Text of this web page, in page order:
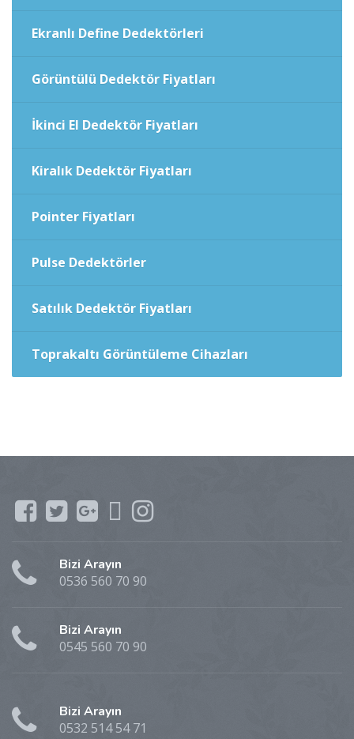
Ekranlı Define Dedektörleri
Görüntülü Dedektör Fiyatları
İkinci El Dedektör Fiyatları
Kiralık Dedektör Fiyatları
Pointer Fiyatları
Pulse Dedektörler
Satılık Dedektör Fiyatları
Toprakaltı Görüntüleme Cihazları
Bizi Arayın
0536 560 70 90
Bizi Arayın
0545 560 70 90
Bizi Arayın
0532 514 54 71